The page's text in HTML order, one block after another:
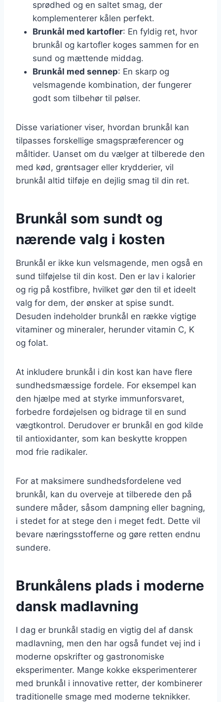
sprødhed og en saltet smag, der
komplementerer kålen perfekt.
Brunkål med kartofler: En fyldig ret, hvor
brunkål og kartofler koges sammen for en
sund og mættende middag.
Brunkål med sennep: En skarp og
velsmagende kombination, der fungerer
godt som tilbehør til pølser.
Disse variationer viser, hvordan brunkål kan
tilpasses forskellige smagspræferencer og
måltider. Uanset om du vælger at tilberede den
med kød, grøntsager eller krydderier, vil
brunkål altid tilføje en dejlig smag til din ret.
Brunkål som sundt og
nærende valg i kosten
Brunkål er ikke kun velsmagende, men også en
sund tilføjelse til din kost. Den er lav i kalorier
og rig på kostfibre, hvilket gør den til et ideelt
valg for dem, der ønsker at spise sundt.
Desuden indeholder brunkål en række vigtige
vitaminer og mineraler, herunder vitamin C, K
og folat.
At inkludere brunkål i din kost kan have flere
sundhedsmæssige fordele. For eksempel kan
den hjælpe med at styrke immunforsvaret,
forbedre fordøjelsen og bidrage til en sund
vægtkontrol. Derudover er brunkål en god kilde
til antioxidanter, som kan beskytte kroppen
mod frie radikaler.
For at maksimere sundhedsfordelene ved
brunkål, kan du overveje at tilberede den på
sundere måder, såsom dampning eller bagning,
i stedet for at stege den i meget fedt. Dette vil
bevare næringsstofferne og gøre retten endnu
sundere.
Brunkålens plads i moderne
dansk madlavning
I dag er brunkål stadig en vigtig del af dansk
madlavning, men den har også fundet vej ind i
moderne opskrifter og gastronomiske
eksperimenter. Mange kokke eksperimenterer
med brunkål i innovative retter, der kombinerer
traditionelle smage med moderne teknikker.